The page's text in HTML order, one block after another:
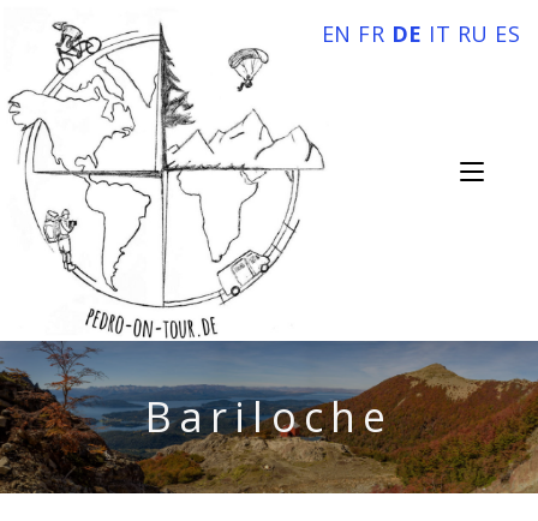
Bariloche
EN FR DE IT RU ES